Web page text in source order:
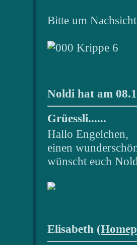
Bitte um
Noldi hat am
Grüessli......
Hallo Engelchen,
einen
wünscht euch
Elisabeth (